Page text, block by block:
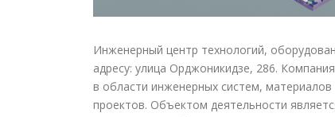
Инженерный центр технологий,
адресу: улица Орджоникидзе, 286.
в области инженерных систем,
проектов. Объектом деятельности